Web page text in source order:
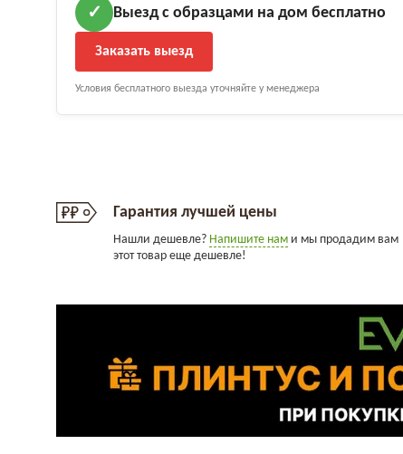
✓ Выезд с образцами на дом бесплатно
Заказать выезд
Условия бесплатного выезда уточняйте у менеджера
Гарантия лучшей цены
Нашли дешевле? Напишите нам и мы продадим вам
этот товар еще дешевле!